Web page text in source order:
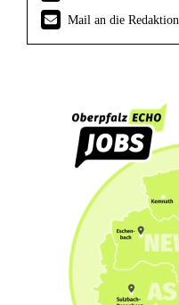
Mail an die Redaktion